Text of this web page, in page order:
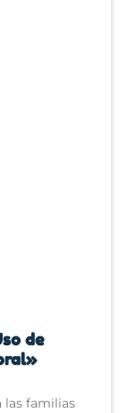
de
las familias